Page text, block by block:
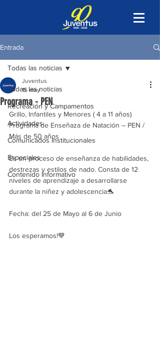
Entrada
Todas las noticias
Recreación y Campamentos
Actividades
Comunicados Institucionales
Especiales
Contenido Informativo
Todas las noticias
Programa - PEN
Juventus
15 may
Grillo, Infantiles y Menores ( 4 a 11 años)
Programa de Enseñaza de Natación – PEN /
Más de 50 años
Es un proceso de enseñanza de habilidades,
destrezas y estilos de nado. Consta de 12
niveles de aprendizaje a desarrollarse
durante la niñez y adolescencia🐬
Fecha: del 25 de Mayo al 6 de Junio
Los esperamos!💙